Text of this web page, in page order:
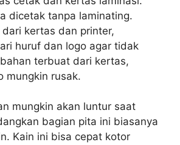
dicetak tanpa laminating.
kertas dan printer,
huruf dan logo agar tidak
terbuat dari kertas,
mungkin rusak.
mungkin akan luntur saat
bagian pita ini biasanya
Kain ini bisa cepat kotor